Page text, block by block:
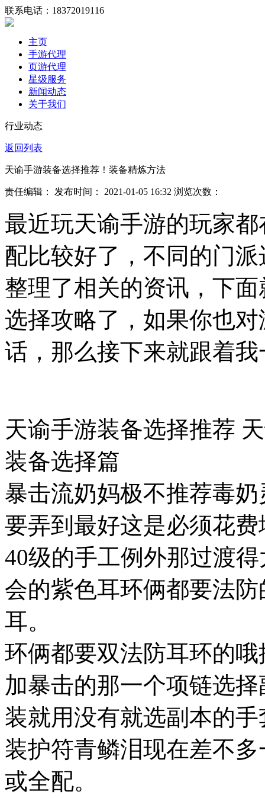
联系电话： 18372019116
主页
手游代理
页游代理
星级服务
新闻动态
关于我们
行业动态
返回列表
天谕手游装备选择推荐！装备精炼方法
责任编辑： 发布时间： 2021-01-05 16:32 浏览次数：
最近玩天谕手游的玩家
配比较好了，不同的门
整理了相关的资讯，下
选择攻略了，如果你也
话，那么接下来就跟着
天谕手游装备选择推荐
装备选择篇
暴击流奶妈极不推荐毒
要弄到最好这是必须花
40级的手工例外那过渡
会的紫色耳环俩都要法
耳。
环俩都要双法防耳环的
加暴击的那一个项链选
装就用没有就选副本的
装护符青鳞泪现在差不
或全配。